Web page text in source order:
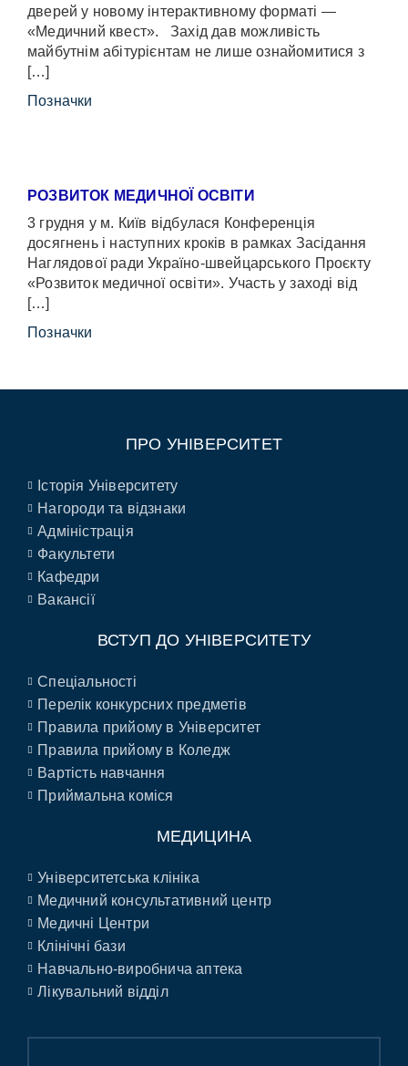
дверей у новому інтерактивному форматі —
«Медичний квест». Захід дав можливість
майбутнім абітурієнтам не лише ознайомитися з
[…]
Позначки
РОЗВИТОК МЕДИЧНОЇ ОСВІТИ
3 грудня у м. Київ відбулася Конференція
досягнень і наступних кроків в рамках Засідання
Наглядової ради Україно-швейцарського Проєкту
«Розвиток медичної освіти». Участь у заході від
[…]
Позначки
ПРО УНІВЕРСИТЕТ
Історія Університету
Нагороди та відзнаки
Адміністрація
Факультети
Кафедри
Вакансії
ВСТУП ДО УНІВЕРСИТЕТУ
Спеціальності
Перелік конкурсних предметів
Правила прийому в Університет
Правила прийому в Коледж
Вартість навчання
Приймальна коміся
МЕДИЦИНА
Університетська клініка
Медичний консультативний центр
Медичні Центри
Клінічні бази
Навчально-виробнича аптека
Лікувальний відділ